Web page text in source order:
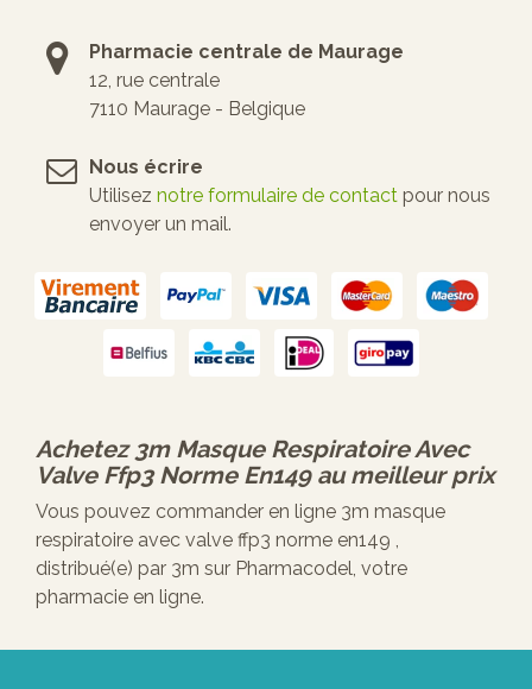
Pharmacie centrale de Maurage
12, rue centrale
7110 Maurage - Belgique
Nous écrire
Utilisez notre formulaire de contact pour nous
envoyer un mail.
Achetez 3m Masque Respiratoire Avec
Valve Ffp3 Norme En149 au meilleur prix
Vous pouvez commander en ligne 3m masque
respiratoire avec valve ffp3 norme en149 ,
distribué(e) par 3m sur Pharmacodel, votre
pharmacie en ligne.